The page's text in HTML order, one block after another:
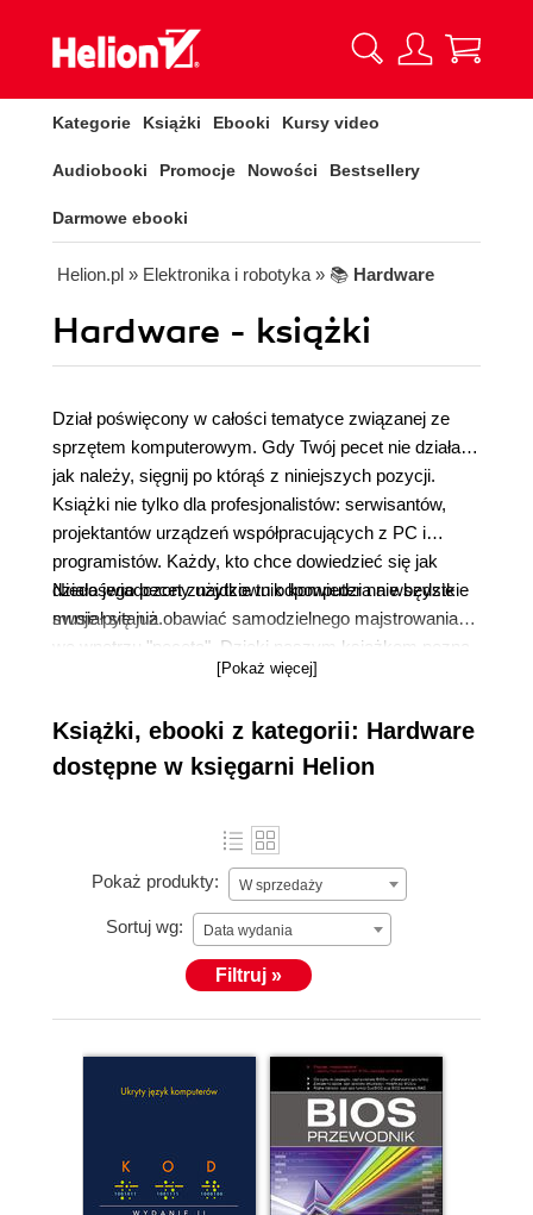
Kategorie Książki Ebooki Kursy video
Audiobooki Promocje Nowości Bestsellery
Darmowe ebooki
Helion.pl » Elektronika i robotyka » 📚 Hardware
Hardware - książki
Dział poświęcony w całości tematyce związanej ze
sprzętem komputerowym. Gdy Twój pecet nie działa
jak należy, sięgnij po którąś z niniejszych pozycji.
Książki nie tylko dla profesjonalistów: serwisantów,
projektantów urządzeń współpracujących z PC i
programistów. Każdy, kto chce dowiedzieć się jak
działa jego pecet znajdzie tu odpowiedzi na wszystkie
swoje pytania.
Niedoświadczony użytkownik komputera nie będzie
musiał się już obawiać samodzielnego majstrowania
we wnętrzu "peceta". Dzięki naszym książkom pozna
dokładnie budowę komputera, dowie się jak połączyć
szybko i stabilnie. Zaawansowani znajdą tu wiele
cennych wskazówek, podpowiedzi i sprawdzonych
[Pokaż więcej]
Książki, ebooki z kategorii: Hardware
dostępne w księgarni Helion
Pokaż produkty: W sprzedaży
Sortuj wg: Data wydania
Filtruj »